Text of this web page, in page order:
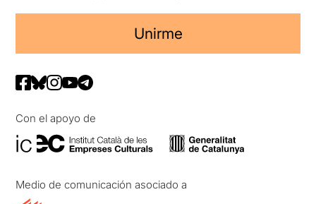
Unirme
Con el apoyo de
Medio de comunicación asociado a